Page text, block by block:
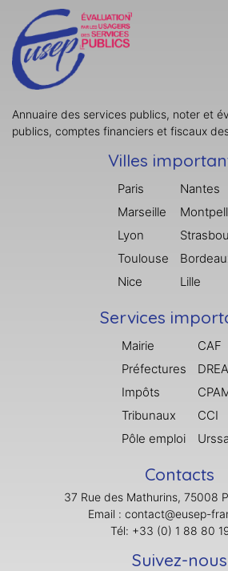
Annuaire des services publics, noter et
publics, comptes financiers et fiscaux
Villes
Paris
Marseille
Lyon
Toulouse
Nice
Nantes
Lille
Services
Mairie
Préfectures
Impôts
Tribunaux
Pôle emploi
CAF
CCI
Contacts
37 Rue des Mathurins, 75008
Email : contact@eusep-
Tél: +33 (0) 1 88 80
Suivez-nous